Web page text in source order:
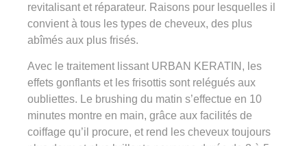
revitalisant et réparateur. Raisons pour lesquelles il
convient à tous les types de cheveux, des plus
abîmés aux plus frisés.
Avec le traitement lissant URBAN KERATIN, les
effets gonflants et les frisottis sont relégués aux
oubliettes. Le brushing du matin s’effectue en 10
minutes montre en main, grâce aux facilités de
coiffage qu’il procure, et rend les cheveux toujours